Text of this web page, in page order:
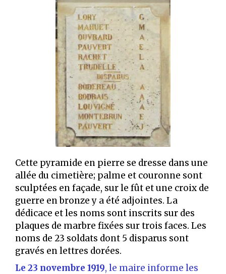
Cette pyramide en pierre se dresse dans une
allée du cimetière; palme et couronne sont
sculptées en façade, sur le fût et une croix de
guerre en bronze y a été adjointes. La
dédicace et les noms sont inscrits sur des
plaques de marbre fixées sur trois faces. Les
noms de 23 soldats dont 5 disparus sont
gravés en lettres dorées.
Le 23 novembre 1919, le maire informe les